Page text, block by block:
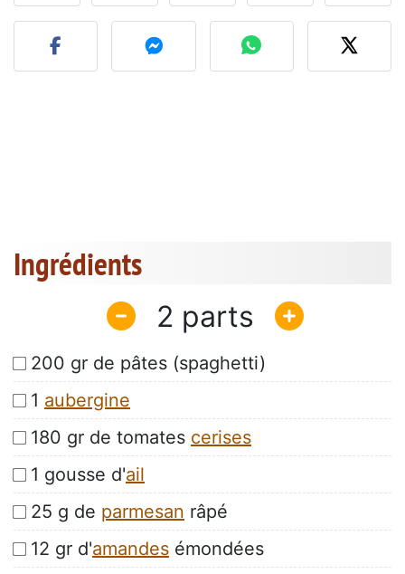
Publier votre photo de
Ingrédients
2
200 gr de pâtes (spaghetti)
1 aubergine
180 gr de tomates cerises
1 gousse d'ail
25 g de parmesan râpé
12 gr d'amandes émondées